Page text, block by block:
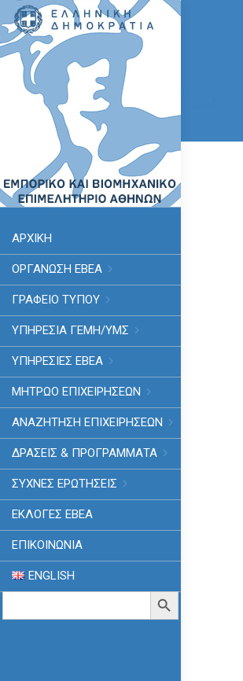
ΑΡΧΙΚΗ
ΟΡΓΑΝΩΣΗ ΕΒΕΑ
ΓΡΑΦΕΙΟ ΤΥΠΟΥ
ΥΠΗΡΕΣΊΑ ΓΕΜΗ/ΥΜΣ
ΥΠΗΡΕΣΙΕΣ ΕΒΕΑ
ΜΗΤΡΩΟ ΕΠΙΧΕΙΡΗΣΕΩΝ
ΑΝΑΖΗΤΗΣΗ ΕΠΙΧΕΙΡΗΣΕΩΝ
ΔΡΑΣΕΙΣ & ΠΡΟΓΡΑΜΜΑΤΑ
ΣΥΧΝΕΣ ΕΡΩΤΗΣΕΙΣ
ΕΚΛΟΓΈΣ ΕΒΕΑ
ΕΠΙΚΟΙΝΩΝΙΑ
ENGLISH
Search
Search Button